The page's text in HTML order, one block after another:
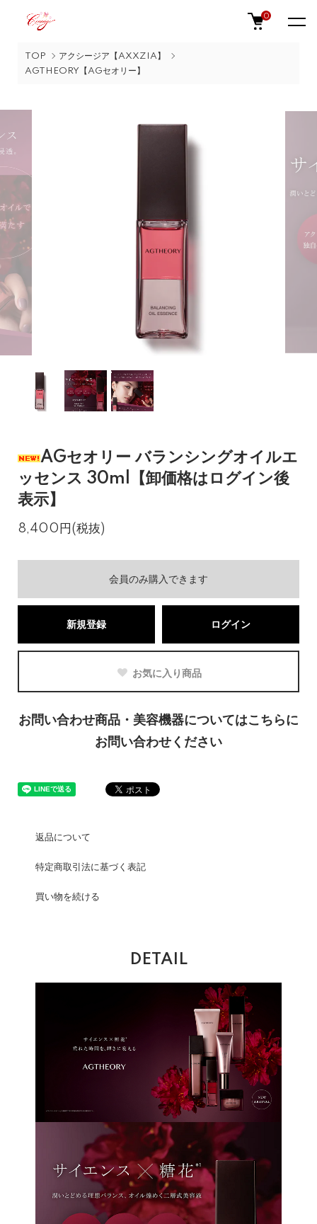
0
TOP
アクシージア【AXXZIA】
AGTHEORY【AGセオリー】
AGセオリー バランシングオイルエ
ッセンス 30ml【卸価格はログイン後
表示】
8,400円(税抜)
会員のみ購入できます
新規登録 ログイン
お気に入り商品
お問い合わせ商品・美容機器についてはこちらに
お問い合わせください
返品について
特定商取引法に基づく表記
買い物を続ける
DETAIL